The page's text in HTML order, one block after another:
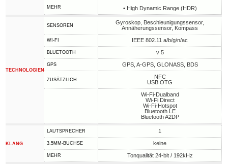
MEHR • High Dynamic Range (HDR)
TECHNOLOGIEN
SENSOREN
Gyroskop, Beschleunigungssensor,
Annäherungssensor, Kompass
WI-FI IEEE 802.11 a/b/g/n/ac
BLUETOOTH v 5
GPS GPS, A-GPS, GLONASS, BDS
ZUSÄTZLICH
NFC
USB OTG
Wi-Fi-Dualband
Wi-Fi Direct
Wi-Fi-Hotspot
Bluetooth LE
Bluetooth A2DP
KLANG
LAUTSPRECHER 1
3,5MM-BUCHSE keine
MEHR Tonqualität 24-bit / 192kHz